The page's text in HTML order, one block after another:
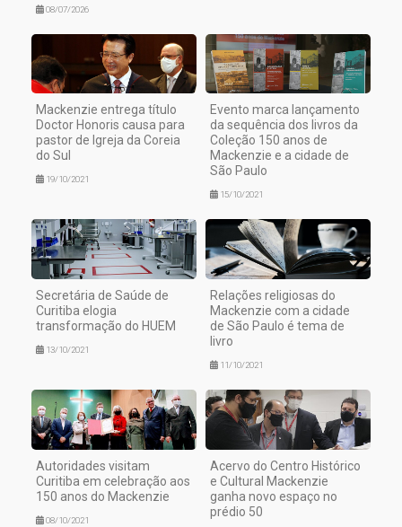
08/07/2026
Mackenzie entrega título
Doctor Honoris causa para
pastor de Igreja da Coreia
do Sul
19/10/2021
Evento marca lançamento
da sequência dos livros da
Coleção 150 anos de
Mackenzie e a cidade de
São Paulo
15/10/2021
Secretária de Saúde de
Curitiba elogia
transformação do HUEM
13/10/2021
Relações religiosas do
Mackenzie com a cidade
de São Paulo é tema de
livro
11/10/2021
Autoridades visitam
Curitiba em celebração aos
150 anos do Mackenzie
08/10/2021
Acervo do Centro Histórico
e Cultural Mackenzie
ganha novo espaço no
prédio 50